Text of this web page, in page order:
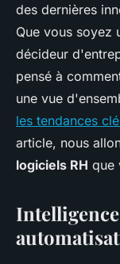
Chloé•25
des dernières
Que vous soyez
décideur
pensé à
une vue
les tendances
article, nous
logiciels RH que